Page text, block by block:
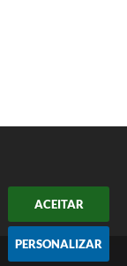
ACEITAR
PERSONALIZAR